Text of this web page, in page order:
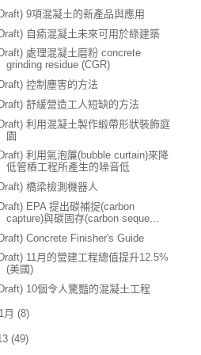
9項混凝土的新產品與應用
自瘉混凝土未來可用於綠建築
處理混凝土磨粉 concrete
grinding residue (CGR)
控制塵害的方法
舒緩營造工人短缺的方法
利用混凝土製作緞帶形狀裝飾庭
園
利用氣泡簾(bubble curtain)來降
低管樁工程所產生的噪音低
橋梁檢測機器人
EPA 提出碳補捉(carbon
capture)與碳固存(carbon seque...
Concrete Finisher's Guide
11月的營建工程總值提升12.5%
(美國)
10個令人驚豔的混凝土工程
1月 (8)
(49)